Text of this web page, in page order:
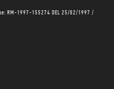
RM-1997-155274 DEL 25/02/1997 /